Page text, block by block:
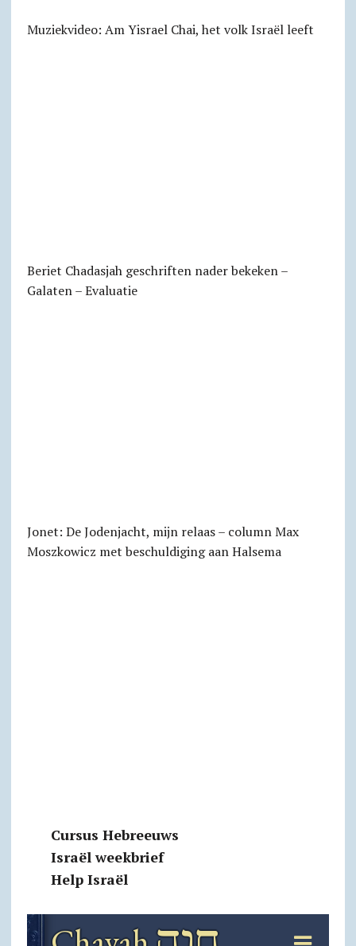
Muziekvideo: Am Yisrael Chai, het volk Israël leeft
Beriet Chadasjah geschriften nader bekeken –
Galaten – Evaluatie
Jonet: De Jodenjacht, mijn relaas – column Max
Moszkowicz met beschuldiging aan Halsema
Cursus Hebreeuws
Israël weekbrief
Help Israël